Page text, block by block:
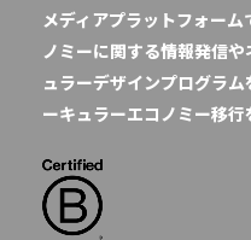
メディアプラットフォー
ノミーに関する情報発信
ュラーデザインプログラ
ーキュラーエコノミー移行